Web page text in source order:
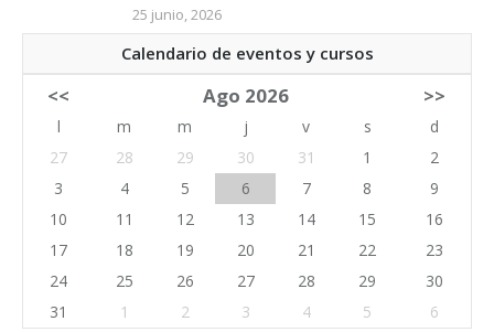
25 junio, 2026
Calendario de eventos y cursos
<< Ago 2026 >>
l m m j v s
d
27
28 29 30 31 1
2
3
4 5 6 7 8
9
10
11 12 13 14 15
16
17
18 19 20 21 22
23
24
25 26 27 28 29
30
31
1 2 3 4 5 6